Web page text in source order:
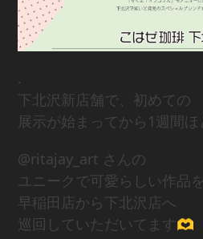
.
下北沢新店舗で、初めての
展示が始まってから1週間ほ
@ritajay_art さんの
ユニークで可愛らしい作品を
早稲田店から下北沢店へ
巡回していただいてます🫶